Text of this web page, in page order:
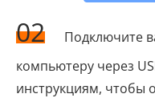
02
Подключите
компьютеру через
инструкциям, чтобы